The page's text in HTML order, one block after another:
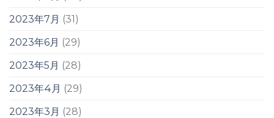
2023年7月 (31)
2023年6月 (29)
2023年5月 (28)
2023年4月 (29)
2023年3月 (28)